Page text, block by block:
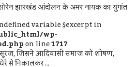
झारखंड आंदोलन के अमर नायक का युगांत
variable $excerpt in
wp-
on line1717
सूरज, जिसने आदिवासी समाज को शोषण,
से निकालकर ...